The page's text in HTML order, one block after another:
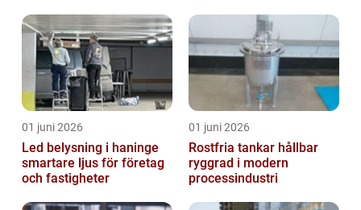
01 juni 2026
Led belysning i haninge
smartare ljus för företag
och fastigheter
01 juni 2026
Rostfria tankar hållbar
ryggrad i modern
processindustri